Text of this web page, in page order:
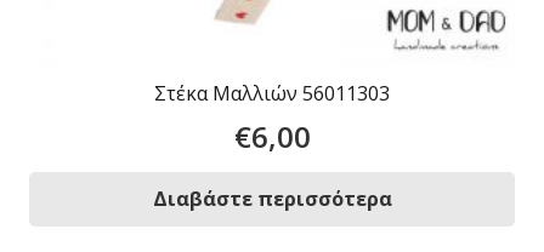
Στέκα Μαλλιών 56011303
€6,00
Διαβάστε περισσότερα